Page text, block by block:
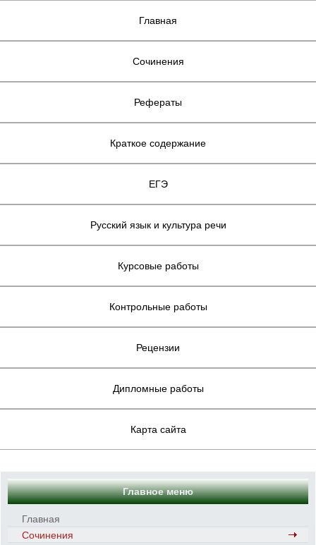
Главная
Сочинения
Рефераты
Краткое содержание
ЕГЭ
Русский язык и культура речи
Курсовые работы
Контрольные работы
Рецензии
Дипломные работы
Карта сайта
Главное меню
Главная
Сочинения